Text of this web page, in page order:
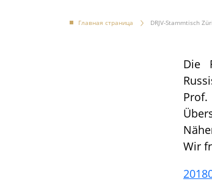
Главная страница DRJV-Stammtisch
Die
Wir